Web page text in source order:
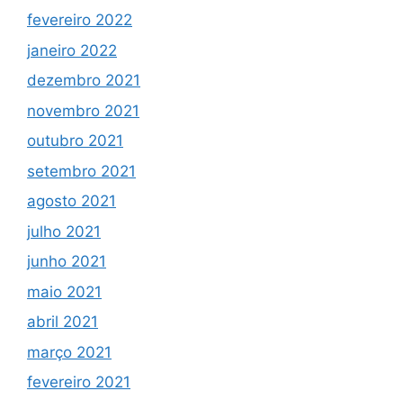
fevereiro 2022
janeiro 2022
dezembro 2021
novembro 2021
outubro 2021
setembro 2021
agosto 2021
julho 2021
junho 2021
maio 2021
abril 2021
março 2021
fevereiro 2021